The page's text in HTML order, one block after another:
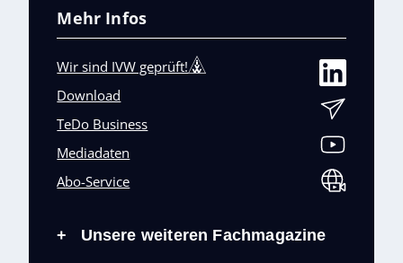
Mehr Infos
Wir sind IVW geprüft!
Download
TeDo Business
Mediadaten
Abo-Service
+ Unsere weiteren Fachmagazine